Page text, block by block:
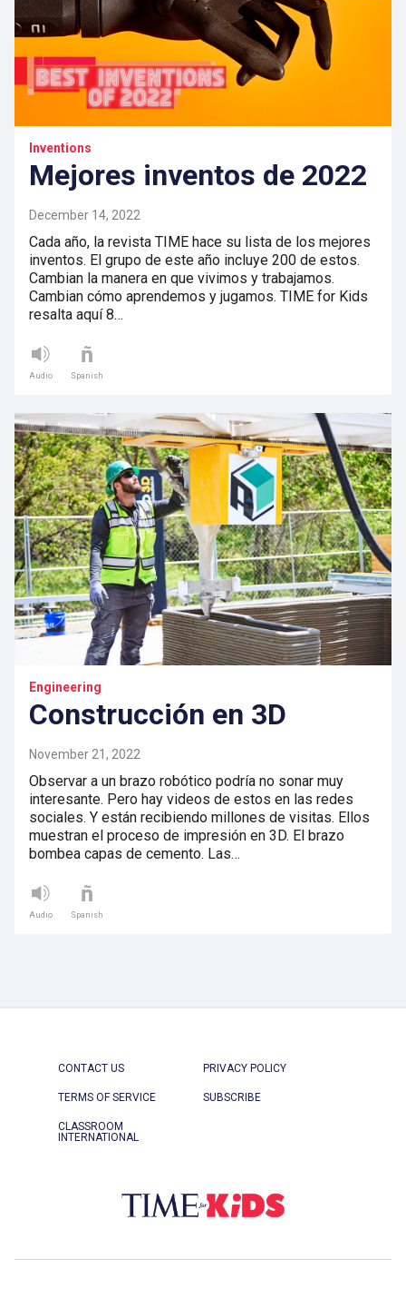
Inventions
Mejores inventos de 2022
December 14, 2022
Cada año, la revista TIME hace su lista de los mejores
inventos. El grupo de este año incluye 200 de estos.
Cambian la manera en que vivimos y trabajamos.
Cambian cómo aprendemos y jugamos. TIME for Kids
resalta aquí 8…
Audio Spanish
Engineering
Construcción en 3D
November 21, 2022
Observar a un brazo robótico podría no sonar muy
interesante. Pero hay videos de estos en las redes
sociales. Y están recibiendo millones de visitas. Ellos
muestran el proceso de impresión en 3D. El brazo
bombea capas de cemento. Las…
Audio Spanish
CONTACT US PRIVACY POLICY
TERMS OF SERVICE SUBSCRIBE
CLASSROOM
INTERNATIONAL